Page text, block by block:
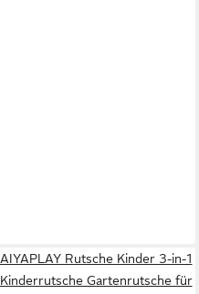
AIYAPLAY Rutsche Kinder 3-in-1
Kinderrutsche Gartenrutsche für